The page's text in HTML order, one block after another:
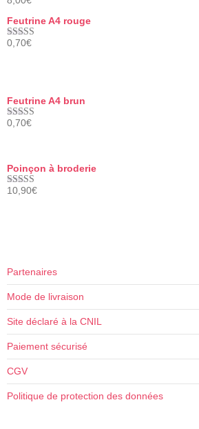
Note5.00
Feutrine A4 rouge
Note5.00
0,70€
Feutrine A4 brun
Note5.00
0,70€
Poinçon à broderie
Note5.00
10,90€
Partenaires
Mode de livraison
Site déclaré à la CNIL
Paiement sécurisé
CGV
Politique de protection des données